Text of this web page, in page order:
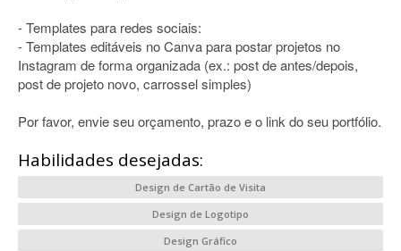
- Templates para redes sociais:
- Templates editáveis no Canva para postar projetos no
Instagram de forma organizada (ex.: post de antes/depois,
post de projeto novo, carrossel simples)
Por favor, envie seu orçamento, prazo e o link do seu portfólio.
Habilidades desejadas:
Design de Cartão de Visita
Design de Logotipo
Design Gráfico